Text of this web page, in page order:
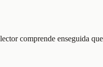
comprende enseguida